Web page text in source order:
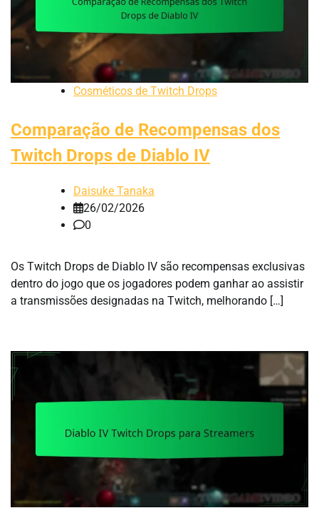
Cosméticos de Twitch Drops
Comparação de Recompensas dos
Twitch Drops de Diablo IV
Daisuke Tanaka
26/02/2026
0
Os Twitch Drops de Diablo IV são recompensas exclusivas
dentro do jogo que os jogadores podem ganhar ao assistir
a transmissões designadas na Twitch, melhorando […]